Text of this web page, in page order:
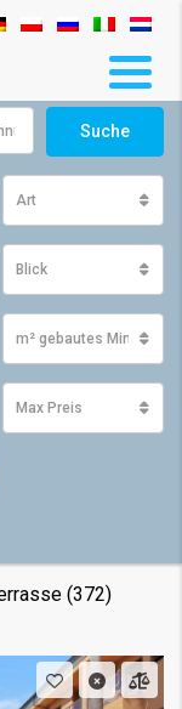
Suche
Art
Blick
m² gebautes Minimum
Max Preis
(372)